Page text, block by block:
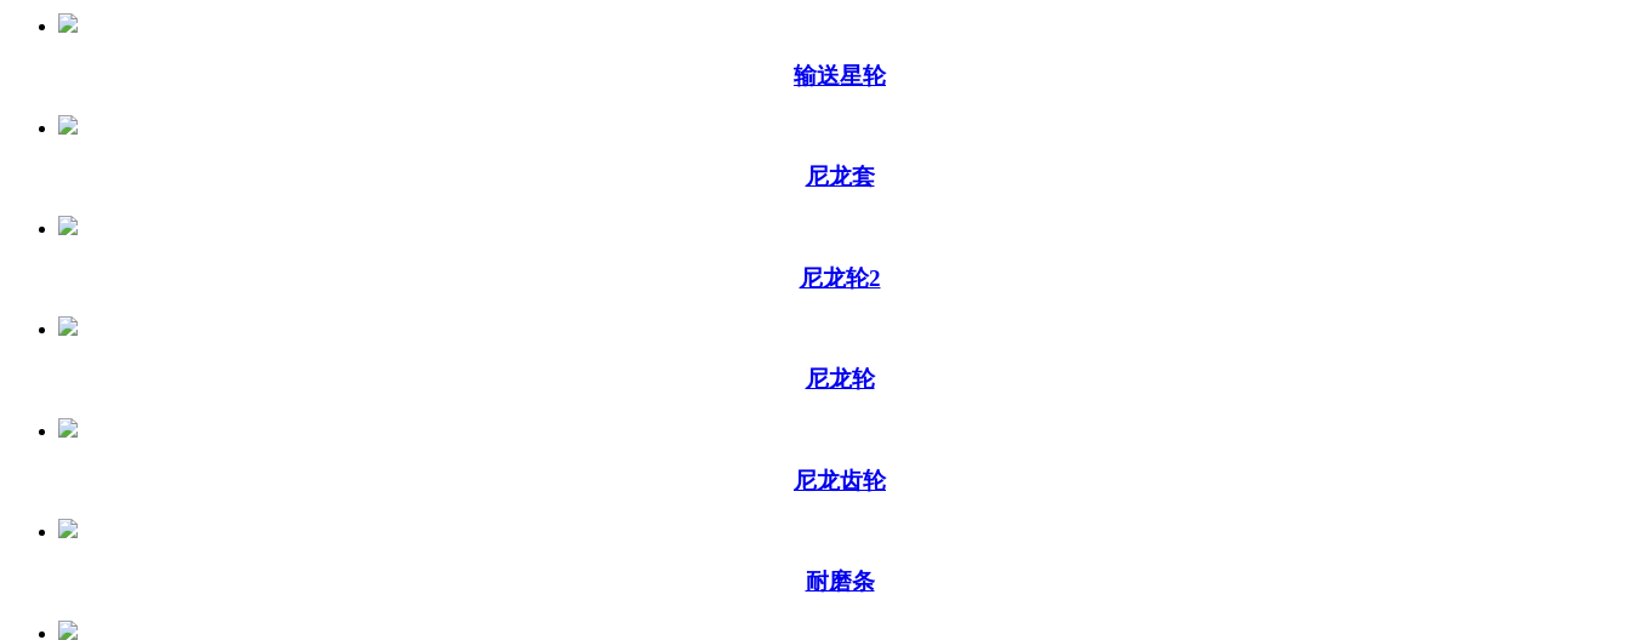
输送星轮
尼龙套
尼龙轮2
尼龙轮
尼龙齿轮
耐磨条